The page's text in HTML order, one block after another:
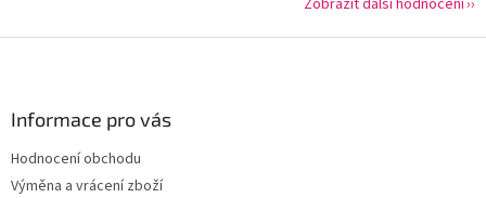
Informace pro vás
Hodnocení obchodu
Výměna a vrácení zboží